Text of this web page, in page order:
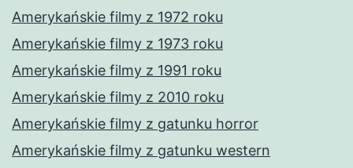
Amerykańskie filmy z 1972 roku
Amerykańskie filmy z 1973 roku
Amerykańskie filmy z 1991 roku
Amerykańskie filmy z 2010 roku
Amerykańskie filmy z gatunku horror
Amerykańskie filmy z gatunku western